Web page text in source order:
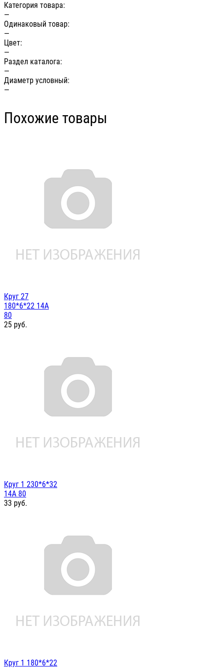
Категория товара:
—
Одинаковый товар:
—
Цвет:
—
Раздел каталога:
—
Диаметр условный:
—
Похожие товары
Круг 27
180*6*22 14А
80
25 руб.
Круг 1 230*6*32
14А 80
33 руб.
Круг 1 180*6*22